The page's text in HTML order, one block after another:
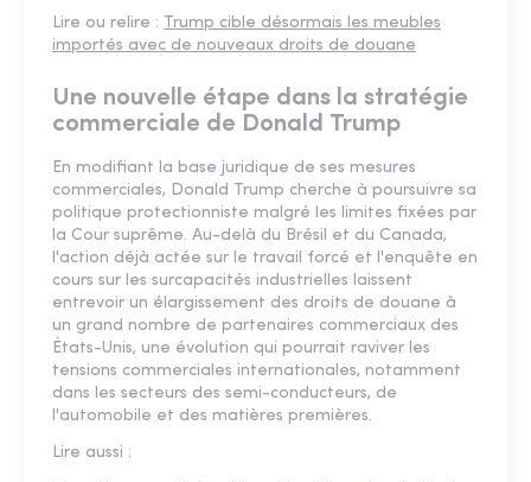
Lire ou relire : Trump cible désormais les meubles
importés avec de nouveaux droits de douane
Une nouvelle étape dans la stratégie
commerciale de Donald Trump
En modifiant la base juridique de ses mesures
commerciales, Donald Trump cherche à poursuivre sa
politique protectionniste malgré les limites fixées par
la Cour suprême. Au-delà du Brésil et du Canada,
l'action déjà actée sur le travail forcé et l'enquête en
cours sur les surcapacités industrielles laissent
entrevoir un élargissement des droits de douane à
un grand nombre de partenaires commerciaux des
États-Unis, une évolution qui pourrait raviver les
tensions commerciales internationales, notamment
dans les secteurs des semi-conducteurs, de
l'automobile et des matières premières.
Lire aussi :